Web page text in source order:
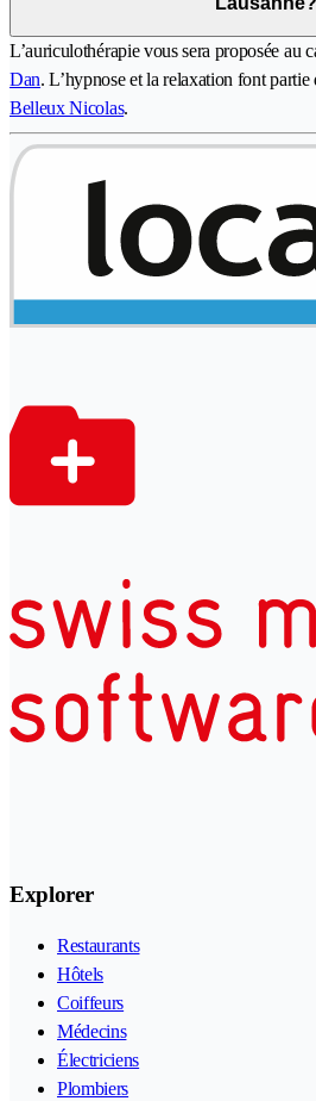
L’auriculothérapie vous sera proposée au
Dan. L’hypnose et la relaxation font partie
Belleux Nicolas.
Explorer
Restaurants
Hôtels
Coiffeurs
Médecins
Électriciens
Plombiers